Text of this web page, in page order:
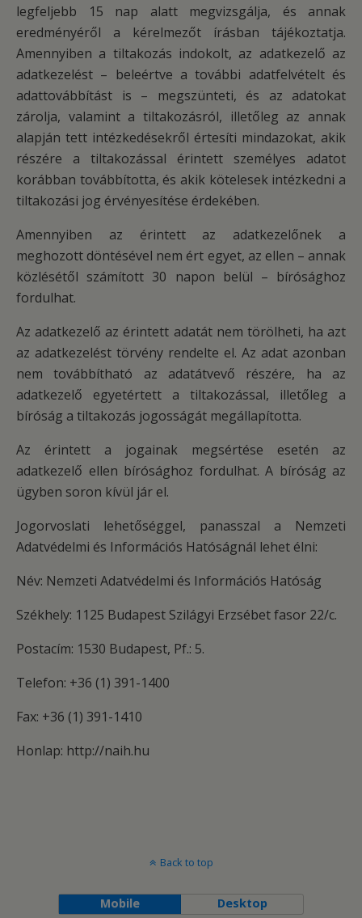
legfeljebb 15 nap alatt megvizsgálja, és annak
eredményéről a kérelmezőt írásban tájékoztatja.
Amennyiben a tiltakozás indokolt, az adatkezelő az
adatkezelést – beleértve a további adatfelvételt és
adattovábbítást is – megszünteti, és az adatokat
zárolja, valamint a tiltakozásról, illetőleg az annak
alapján tett intézkedésekről értesíti mindazokat, akik
részére a tiltakozással érintett személyes adatot
korábban továbbította, és akik kötelesek intézkedni a
tiltakozási jog érvényesítése érdekében.
Amennyiben az érintett az adatkezelőnek a
meghozott döntésével nem ért egyet, az ellen – annak
közlésétől számított 30 napon belül – bírósághoz
fordulhat.
Az adatkezelő az érintett adatát nem törölheti, ha azt
az adatkezelést törvény rendelte el. Az adat azonban
nem továbbítható az adatátvevő részére, ha az
adatkezelő egyetértett a tiltakozással, illetőleg a
bíróság a tiltakozás jogosságát megállapította.
Az érintett a jogainak megsértése esetén az
adatkezelő ellen bírósághoz fordulhat. A bíróság az
ügyben soron kívül jár el.
Jogorvoslati lehetőséggel, panasszal a Nemzeti
Adatvédelmi és Információs Hatóságnál lehet élni:
Név: Nemzeti Adatvédelmi és Információs Hatóság
Székhely: 1125 Budapest Szilágyi Erzsébet fasor 22/c.
Postacím: 1530 Budapest, Pf.: 5.
Telefon: +36 (1) 391-1400
Fax: +36 (1) 391-1410
Honlap: http://naih.hu
Back to top
Mobile Desktop